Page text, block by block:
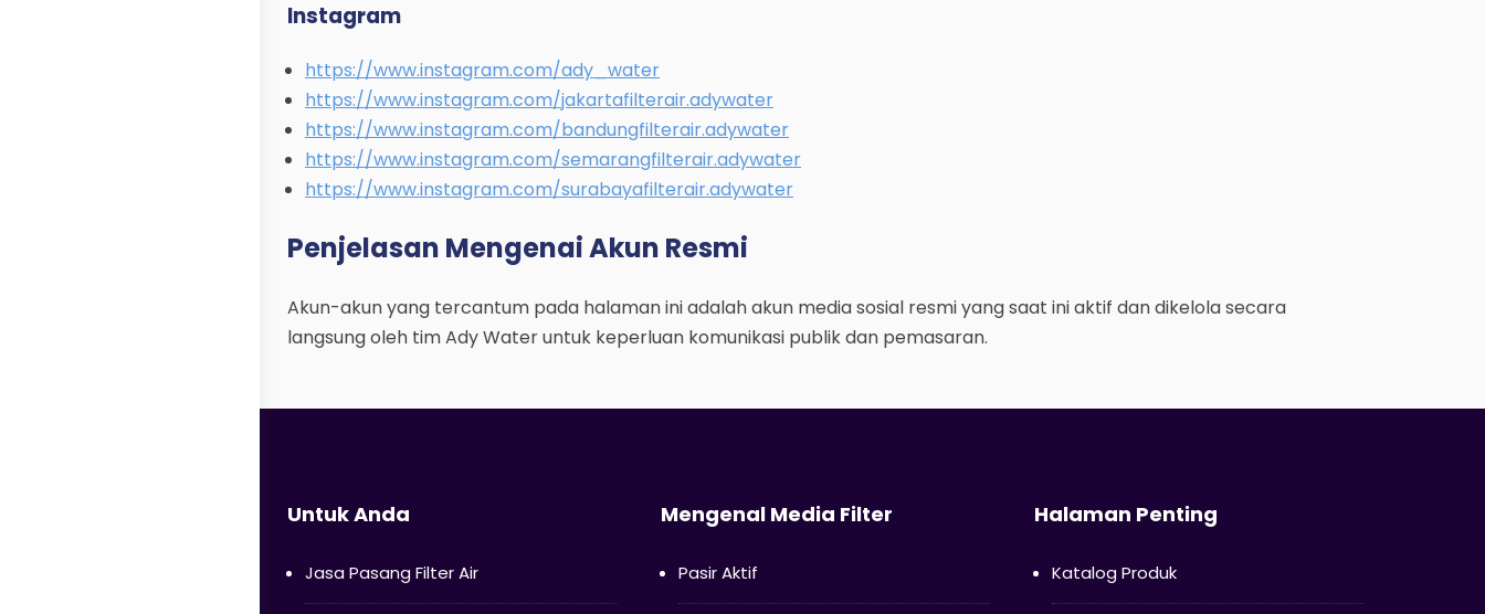
Instagram
https://www.instagram.com/ady_water
https://www.instagram.com/jakartafilterair.adywater
https://www.instagram.com/bandungfilterair.adywater
https://www.instagram.com/semarangfilterair.adywater
https://www.instagram.com/surabayafilterair.adywater
Penjelasan Mengenai Akun Resmi
Akun-akun yang tercantum pada halaman ini adalah akun media sosial resmi yang saat ini aktif dan dikelola secara
langsung oleh tim Ady Water untuk keperluan komunikasi publik dan pemasaran.
Untuk Anda
Jasa Pasang Filter Air
Mengenal Media Filter
Pasir Aktif
Halaman Penting
Katalog Produk